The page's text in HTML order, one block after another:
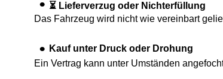
⏳ Lieferverzug oder Nichterfüllung
Das Fahrzeug wird nicht wie vereinbart geliefert.
Kauf unter Druck oder Drohung
Ein Vertrag kann unter Umständen angefochten